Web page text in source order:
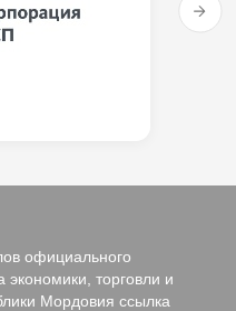
официального
экономики, торговли и
Мордовия ссылка